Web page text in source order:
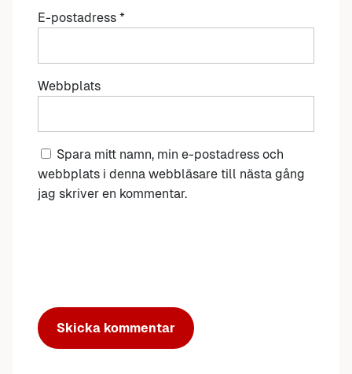
E-postadress *
Webbplats
Spara mitt namn, min e-postadress och
webbplats i denna webbläsare till nästa gång
jag skriver en kommentar.